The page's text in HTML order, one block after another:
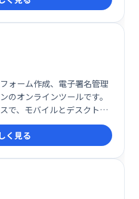
ォーム作成、電子署名管理
のオンラインツールです。
で、モバイルとデスクトッ
。ドキュメントワークフロ
に節約できます。ビジネス
々な用途に対応します。複
スムーズなドキュメント管
く見る